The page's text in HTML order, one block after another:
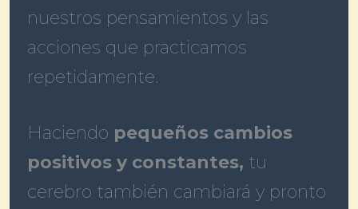
nuestros pensamientos y las
acciones que practicamos
repetidamente.
Haciendo pequeños cambios
positivos y constantes, tu
cerebro también cambiará y pronto